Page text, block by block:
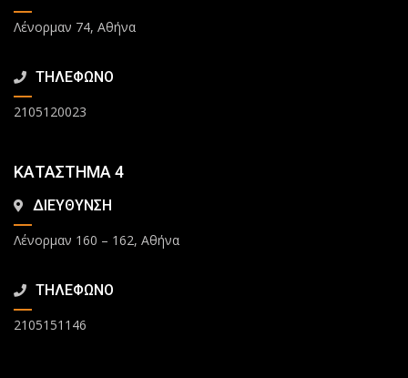
Λένορμαν 74, Αθήνα
ΤΗΛΕΦΩΝΟ
2105120023
ΚΑΤΑΣΤΗΜΑ 4
ΔΙΕΥΘΥΝΣΗ
Λένορμαν 160 – 162, Αθήνα
ΤΗΛΕΦΩΝΟ
2105151146